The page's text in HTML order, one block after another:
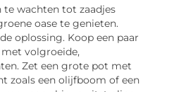
te wachten tot zaadjes
oase te genieten.
oplossing. Koop een paar
volgroeide,
Zet een grote pot met
zoals een olijfboom of een